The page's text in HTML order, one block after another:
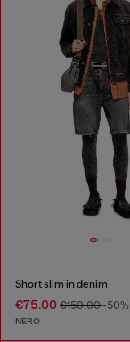
Short slim in denim
€75.00 €150.00-50%
NERO